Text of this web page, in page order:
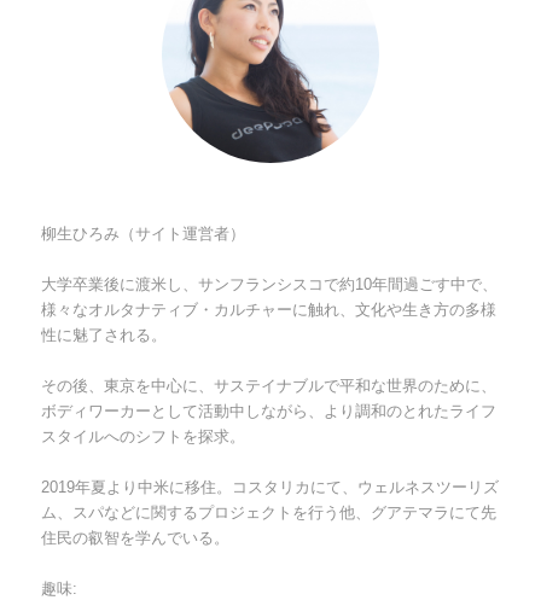
柳生ひろみ（サイト運営者）
大学卒業後に渡米し、サンフランシスコで約10年間過ごす中で、
様々なオルタナティブ・カルチャーに触れ、文化や生き方の多様
性に魅了される。
その後、東京を中心に、サステイナブルで平和な世界のために、
ボディワーカーとして活動中しながら、より調和のとれたライフ
スタイルへのシフトを探求。
2019年夏より中米に移住。コスタリカにて、ウェルネスツーリズ
ム、スパなどに関するプロジェクトを行う他、グアテマラにて先
住民の叡智を学んでいる。
趣味: